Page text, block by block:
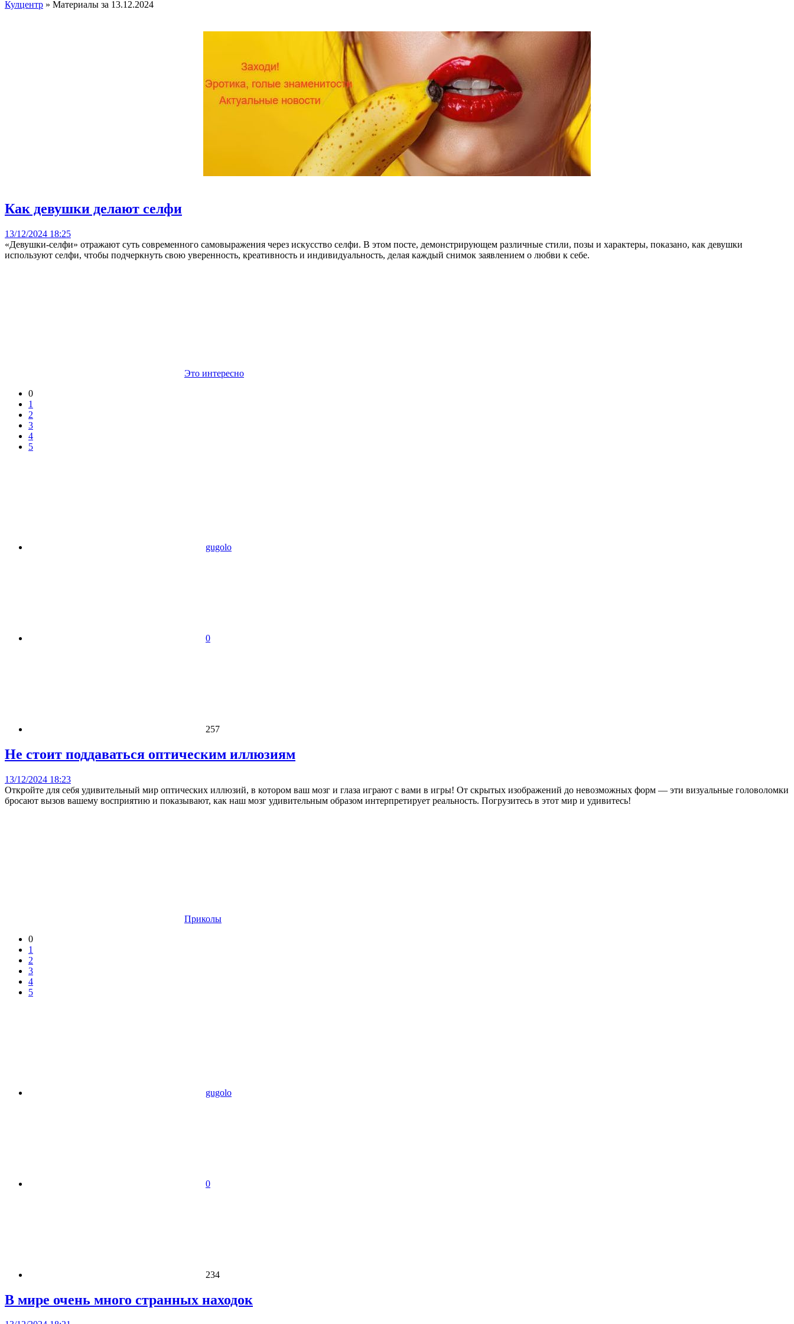
Кулцентр » Материалы за 13.12.2024
Как девушки делают селфи
13/12/2024 18:25
«Девушки-селфи» отражают суть современного самовыражения через искусство селфи. В этом посте, демонстрирующем различные стили, позы и характеры, показано, как девушки
используют селфи, чтобы подчеркнуть свою уверенность, креативность и индивидуальность, делая каждый снимок заявлением о любви к себе.
Это интересно
0
1
2
3
4
5
gugolo
0
257
Не стоит поддаваться оптическим иллюзиям
13/12/2024 18:23
Откройте для себя удивительный мир оптических иллюзий, в котором ваш мозг и глаза играют с вами в игры! От скрытых изображений до невозможных форм — эти визуальные головоломки
бросают вызов вашему восприятию и показывают, как наш мозг удивительным образом интерпретирует реальность. Погрузитесь в этот мир и удивитесь!
Приколы
0
1
2
3
4
5
gugolo
0
234
В мире очень много странных находок